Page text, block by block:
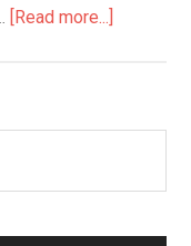
[Read more...]
hoa